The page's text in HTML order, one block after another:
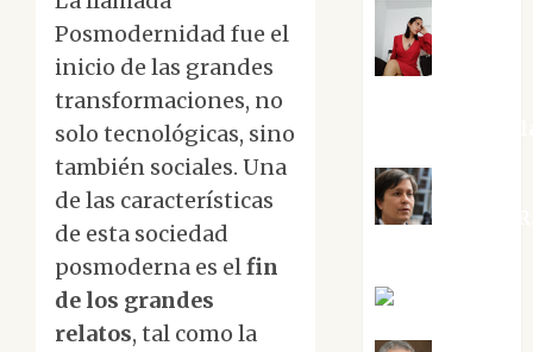
Posmodernidad fue el
inicio de las grandes
transformaciones, no
solo tecnológicas, sino
también sociales. Una
de las características
de esta sociedad
posmoderna es elfin
de los grandes
relatos, tal como la